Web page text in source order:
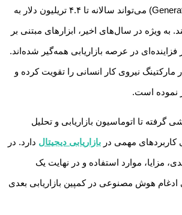
مصنوعی مولد (Generative AI) می‌تواند سالانه تا ۴.۴ تریلیون دلار به
به ویژه در سال‌های اخیر، ابزارهای مبتنی بر
در عرصه بازاریابی همه‌گیر شده‌اند.
نیروی کار انسانی را تقویت کرده و
نموده است.
گرفته تا اتوماسیون بازاریابی و تحلیل
مهمی در بازاریابی دیجیتال دارد. در
مزایا، موارد استفاده و در نهایت یک
ادغام هوش مصنوعی در کمپین بازاریابی بعدی